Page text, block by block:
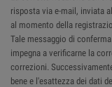
risposta via e-mail, inviata
al momento della
Tale messaggio di
impegna a verificarne la
correzioni.
bene e l'esattezza dei dati